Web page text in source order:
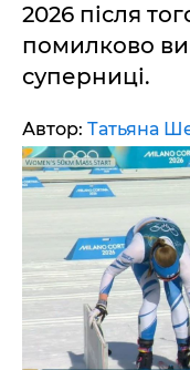
2026 після
помилково
суперниці.
Автор: Татьяна